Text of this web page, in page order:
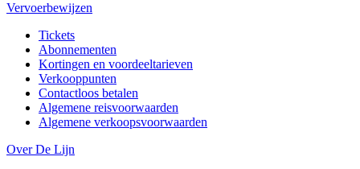
Vervoerbewijzen
Tickets
Abonnementen
Kortingen en voordeeltarieven
Verkooppunten
Contactloos betalen
Algemene reisvoorwaarden
Algemene verkoopsvoorwaarden
Over De Lijn